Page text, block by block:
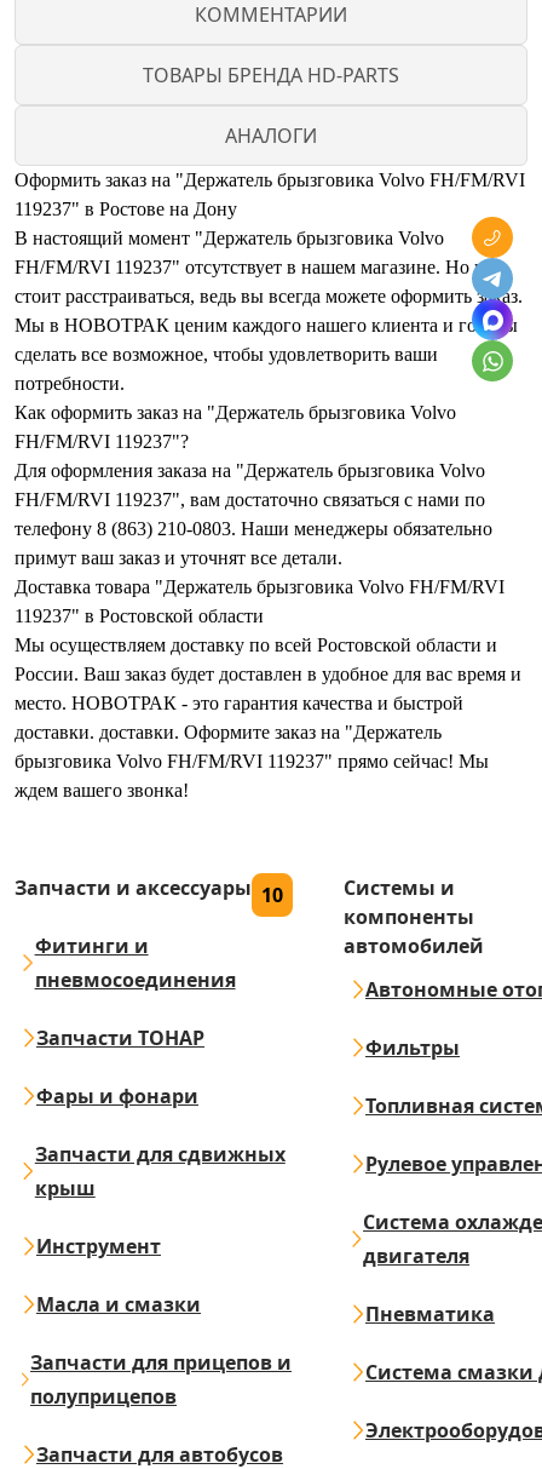
КОММЕНТАРИИ
ТОВАРЫ БРЕНДА HD-PARTS
АНАЛОГИ
Оформить заказ на "Держатель брызговика Volvo FH/FM/RVI
119237" в Ростове на Дону
В настоящий момент "Держатель брызговика Volvo
FH/FM/RVI 119237" отсутствует в нашем магазине. Но не
стоит расстраиваться, ведь вы всегда можете оформить заказ.
Мы в НОВОТРАК ценим каждого нашего клиента и готовы
сделать все возможное, чтобы удовлетворить ваши
потребности.
Как оформить заказ на "Держатель брызговика Volvo
FH/FM/RVI 119237"?
Для оформления заказа на "Держатель брызговика Volvo
FH/FM/RVI 119237", вам достаточно связаться с нами по
телефону 8 (863) 210-0803. Наши менеджеры обязательно
примут ваш заказ и уточнят все детали.
Доставка товара "Держатель брызговика Volvo FH/FM/RVI
119237" в Ростовской области
Мы осуществляем доставку по всей Ростовской области и
России. Ваш заказ будет доставлен в удобное для вас время и
место. НОВОТРАК - это гарантия качества и быстрой
доставки. доставки. Оформите заказ на "Держатель
брызговика Volvo FH/FM/RVI 119237" прямо сейчас! Мы
ждем вашего звонка!
Запчасти и аксессуары 10
Фитинги и
пневмосоединения
Запчасти ТОНАР
Фары и фонари
Запчасти для сдвижных
крыш
Инструмент
Масла и смазки
Запчасти для прицепов и
полуприцепов
Запчасти для автобусов
Системы и
компоненты
автомобилей
Автономные
Фильтры
Топливная
Рулевое
Система
двигателя
Пневматика
Система смазки